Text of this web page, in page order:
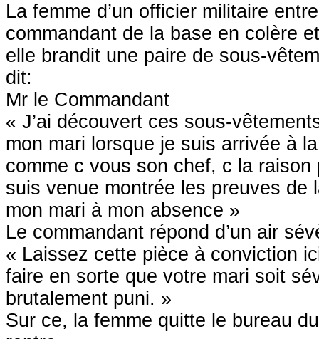
La femme d’un officier militaire
commandant de la base en colère et
elle brandit une paire de sous-
dit:
Mr le Commandant
« J’ai découvert ces sous-
mon mari lorsque je suis arrivée à
comme c vous son chef, c la raison
suis venue montrée les preuves de
mon mari à mon absence »
Le commandant répond d’un air
« Laissez cette pièce à conviction
faire en sorte que votre mari soit
brutalement puni. »
Sur ce, la femme quitte le bureau